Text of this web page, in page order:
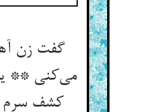
گفت زن
می‌‌کنی **